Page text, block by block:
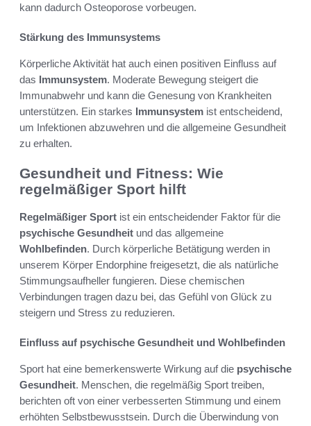
kann dadurch Osteoporose vorbeugen.
Stärkung des Immunsystems
Körperliche Aktivität hat auch einen positiven Einfluss auf
das Immunsystem. Moderate Bewegung steigert die
Immunabwehr und kann die Genesung von Krankheiten
unterstützen. Ein starkes Immunsystem ist entscheidend,
um Infektionen abzuwehren und die allgemeine Gesundheit
zu erhalten.
Gesundheit und Fitness: Wie
regelmäßiger Sport hilft
Regelmäßiger Sport ist ein entscheidender Faktor für die
psychische Gesundheit und das allgemeine
Wohlbefinden. Durch körperliche Betätigung werden in
unserem Körper Endorphine freigesetzt, die als natürliche
Stimmungsaufheller fungieren. Diese chemischen
Verbindungen tragen dazu bei, das Gefühl von Glück zu
steigern und Stress zu reduzieren.
Einfluss auf psychische Gesundheit und Wohlbefinden
Sport hat eine bemerkenswerte Wirkung auf die psychische
Gesundheit. Menschen, die regelmäßig Sport treiben,
berichten oft von einer verbesserten Stimmung und einem
erhöhten Selbstbewusstsein. Durch die Überwindung von